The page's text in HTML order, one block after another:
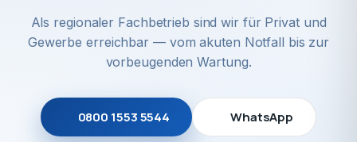
Als regionaler Fachbetrieb sind wir für Privat und
Gewerbe erreichbar — vom akuten Notfall bis zur
vorbeugenden Wartung.
0800 1553 5544 WhatsApp